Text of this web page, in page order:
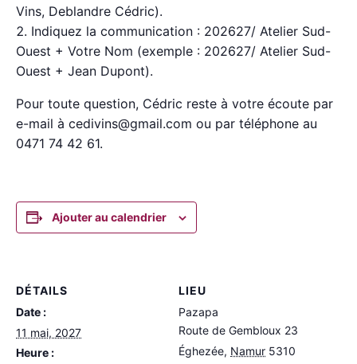
Vins, Deblandre Cédric).
Indiquez la communication : 202627/ Atelier Sud-
Ouest + Votre Nom (exemple : 202627/ Atelier Sud-
Ouest + Jean Dupont).
Pour toute question, Cédric reste à votre écoute par
e-mail à cedivins@gmail.com ou par téléphone au
0471 74 42 61.
Ajouter au calendrier
DÉTAILS
Date :
11 mai, 2027
Heure :
LIEU
Pazapa
Route de Gembloux 23
Éghezée, Namur 5310